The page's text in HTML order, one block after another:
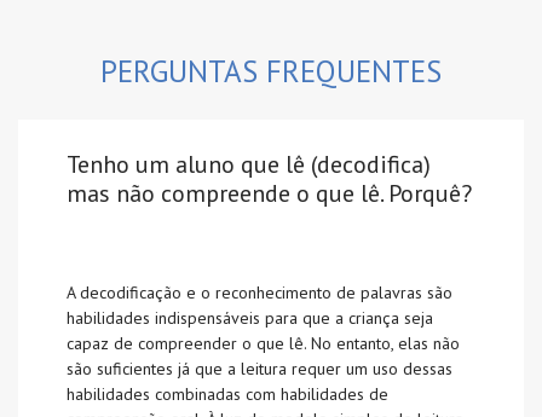
PERGUNTAS FREQUENTES
Tenho um aluno que lê (decodifica)
mas não compreende o que lê. Porquê?
A decodificação e o reconhecimento de palavras são
habilidades indispensáveis para que a criança seja
capaz de compreender o que lê. No entanto, elas não
são suficientes já que a leitura requer um uso dessas
habilidades combinadas com habilidades de